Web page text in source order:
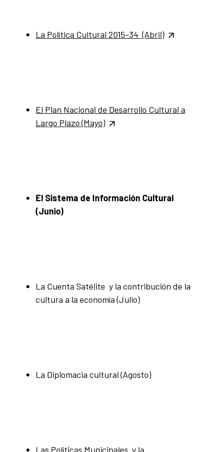
La Política Cultural 2015-34 (Abril)
El Plan Nacional de Desarrollo Cultural a
Largo Plazo (Mayo)
El Sistema de Información Cultural
(Junio)
La Cuenta Satélite y la contribución de la
cultura a la economía (Julio)
La Diplomacia cultural (Agosto)
Las Políticas Municipales y la